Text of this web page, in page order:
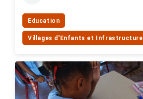
Education
Villages d'Enfants et